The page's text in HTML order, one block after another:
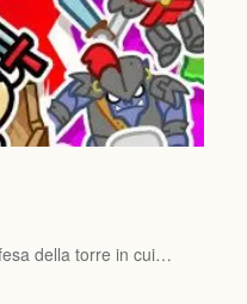
della torre in cui…